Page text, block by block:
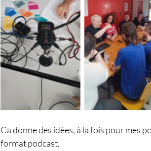
Ca donne des idées, à la fois pour mes
format podcast.